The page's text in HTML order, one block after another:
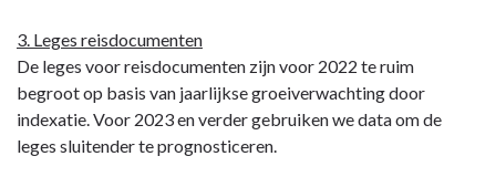
3. Leges reisdocumenten
De leges voor reisdocumenten zijn voor 2022 te ruim
begroot op basis van jaarlijkse groeiverwachting door
indexatie. Voor 2023 en verder gebruiken we data om de
leges sluitender te prognosticeren.